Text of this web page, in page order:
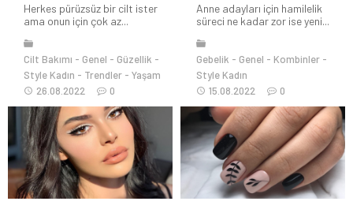
Herkes pürüzsüz bir cilt ister
ama onun için çok az...
Cilt Bakımı Genel
Güzellik
Style Kadın
Trendler
Yaşam
26.08.2022
0
Anne adayları için hamilelik
süreci ne kadar zor ise yeni...
Gebelik Genel
Kombinler
Style Kadın
15.08.2022
0